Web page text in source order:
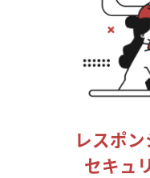
レスポ
セキュ